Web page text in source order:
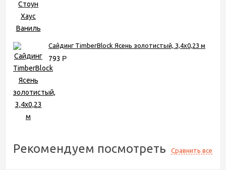
Сайдинг TimberBlock Ясень золотистый, 3,4х0,23 м
793 Р
Рекомендуем посмотреть Сравнить все